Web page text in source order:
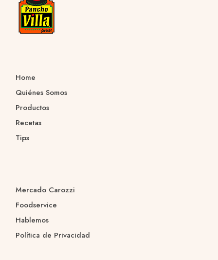
Home
Quiénes Somos
Productos
Recetas
Tips
Mercado Carozzi
Foodservice
Hablemos
Política de Privacidad